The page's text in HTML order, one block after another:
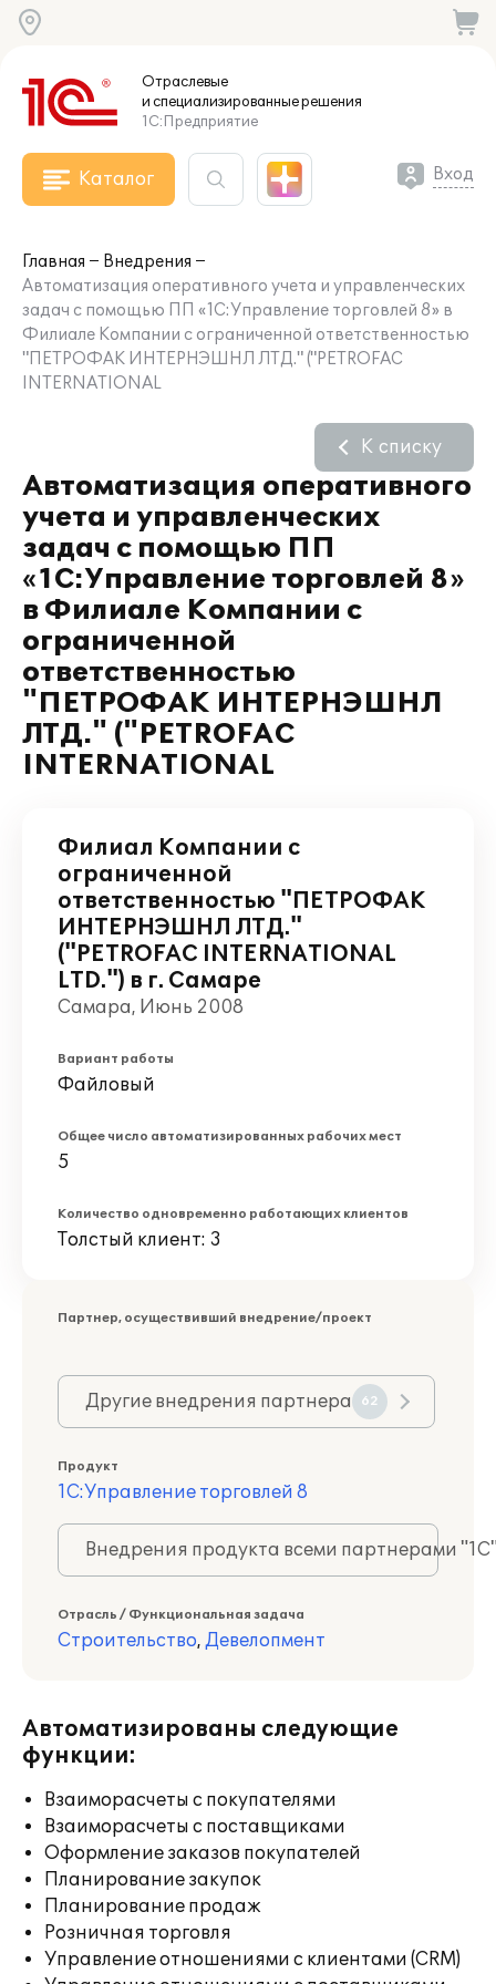
Отраслевые
и специализированныерешения
1С:Предприятие
Каталог Вход
Главная
Внедрения
Автоматизация оперативного учета и управленческих
задач с помощью ПП «1С:Управление торговлей 8» в
Филиале Компании с ограниченной ответственностью
"ПЕТРОФАК ИНТЕРНЭШНЛ ЛТД." ("PETROFAС
INTERNATIONAL
Автоматизация оперативного
учета и управленческих
задач с помощью ПП
«1С:Управление торговлей 8»
в Филиале Компании с
ограниченной
ответственностью
"ПЕТРОФАК ИНТЕРНЭШНЛ
ЛТД." ("PETROFAС
INTERNATIONAL
К списку
Филиал Компании с
ограниченной
ответственностью "ПЕТРОФАК
ИНТЕРНЭШНЛ ЛТД."
("PETROFAС INTERNATIONAL
LTD.") в г. Самаре
Самара, Июнь 2008
Вариант работы
Файловый
Общее число автоматизированных рабочих мест
5
Количество одновременно работающих клиентов
Толстый клиент: 3
Партнер, осуществивший внедрение/проект
Другие внедрения партнера 62
Продукт
1С:Управление торговлей 8
Внедрения продукта всеми партнерами
Отрасль / Функциональная задача
Строительство, Девелопмент
Автоматизированы следующие
функции:
Взаиморасчеты с покупателями
Взаиморасчеты с поставщиками
Оформление заказов покупателей
Планирование закупок
Планирование продаж
Розничная торговля
Управление отношениями с клиентами (CRM)